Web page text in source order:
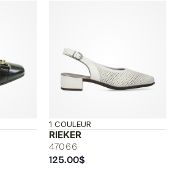
RIEKER
47066
1 COULEUR
125.00$